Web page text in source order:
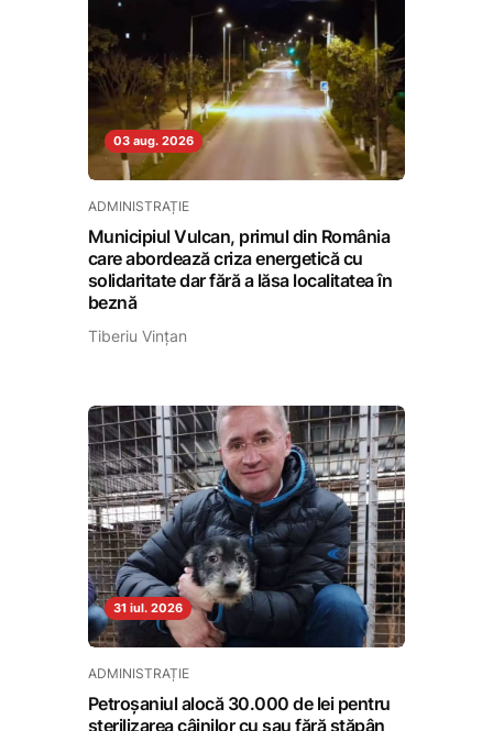
03 aug. 2026
ADMINISTRAȚIE
Municipiul Vulcan, primul din România
care abordează criza energetică cu
solidaritate dar fără a lăsa localitatea în
beznă
Tiberiu Vințan
31 iul. 2026
ADMINISTRAȚIE
Petroșaniul alocă 30.000 de lei pentru
sterilizarea câinilor cu sau fără stăpân